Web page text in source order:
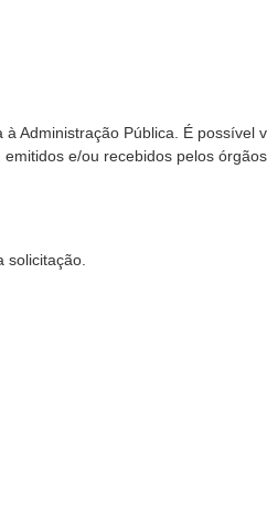
Administração Pública. É possível
e/ou recebidos pelos